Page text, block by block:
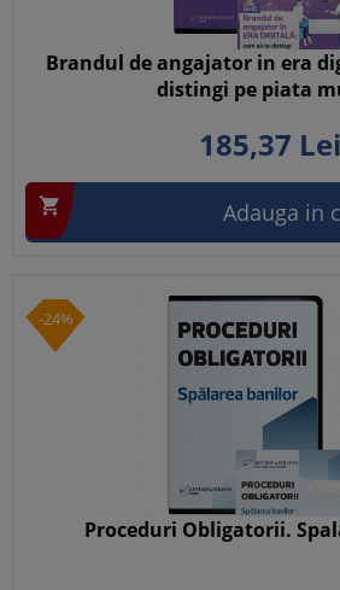
Brandul de angajator in era
distingi pe piata
185,37 Lei
 Adauga in
-24%
Proceduri Obligatorii.